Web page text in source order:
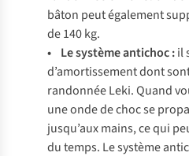
bâton peut également
de 140 kg.
• Le système antichoc :il
d’amortissement dont
randonnée Leki. Quand
une onde de choc se
jusqu’aux mains, ce qui
du temps. Le système